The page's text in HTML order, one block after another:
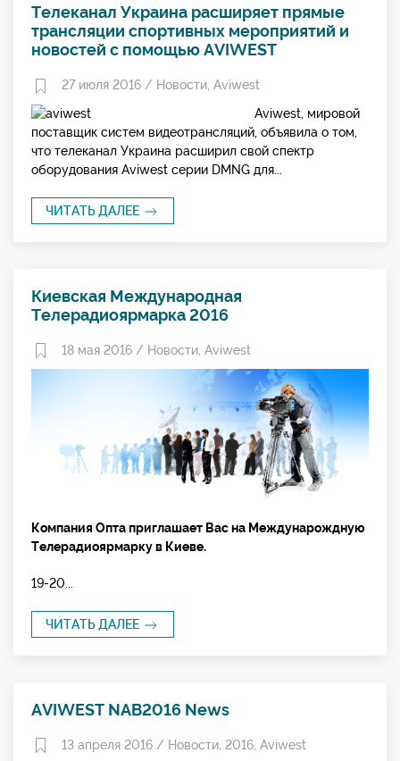
Телеканал Украина расширяет прямые
трансляции спортивных мероприятий и
новостей с помощью AVIWEST
27 июля 2016 / Новости Aviwest
Aviwest, мировой
поставщик систем видеотрансляций, объявила о том,
что телеканал Украина расширил свой спектр
оборудования Aviwest серии DMNG для...
ЧИТАТЬ ДАЛЕЕ
Киевская Международная
Телерадиоярмарка 2016
18 мая 2016 / Новости Aviwest
Компания Опта приглашает Вас на Междунарождную
Телерадиоярмарку в Киеве.
19-20...
ЧИТАТЬ ДАЛЕЕ
AVIWEST NAB2016 News
13 апреля 2016 / Новости 2016 Aviwest